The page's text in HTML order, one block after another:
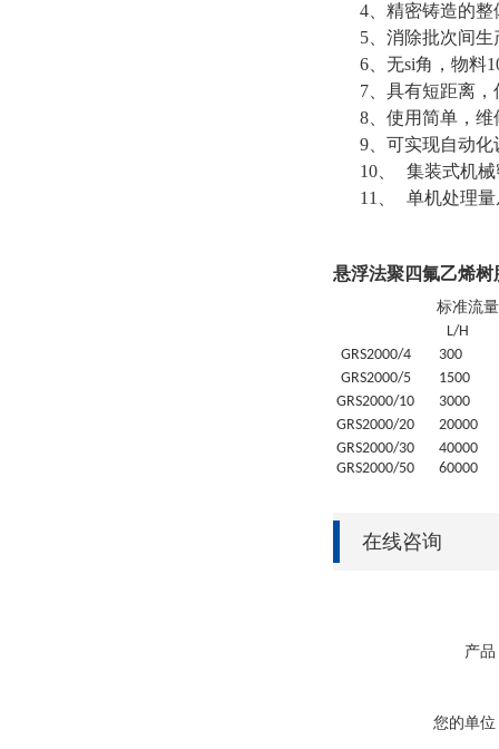
4、 精密铸造的整
5、 消除批次间生
6、 无si角，物料
7、 具有短距离，
8、 使用简单，维
9、 可实现自动化
10、
集装式机
11、
单机处理量
悬浮法聚四氟乙烯树
标准流量
L/H
GRS2000/4 300
GRS2000/5
1500
GRS2000/10
3000
GRS2000/20 20000
GRS2000/30 40000
GRS2000/50 60000
在线咨询
产品
您的单位